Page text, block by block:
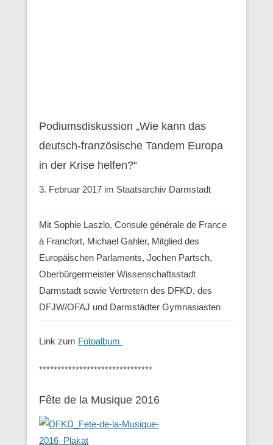
Podiumsdiskussion „Wie kann das
deutsch-französische Tandem Europa
in der Krise helfen?“
3. Februar 2017 im Staatsarchiv Darmstadt
Mit Sophie Laszlo, Consule générale de France
à Francfort, Michael Gahler, Mitglied des
Europäischen Parlaments, Jochen Partsch,
Oberbürgermeister Wissenschaftsstadt
Darmstadt sowie Vertretern des DFKD, des
DFJW/OFAJ und Darmstädter Gymnasiasten
Link zum Fotoalbum
*******************************
Fête de la Musique 2016